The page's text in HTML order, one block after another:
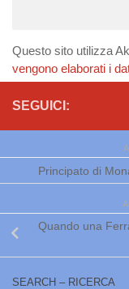
Questo sito utilizza
vengono elaborati i
SEGUICI:
Principato di
Quando una
SEARCH – RICERCA